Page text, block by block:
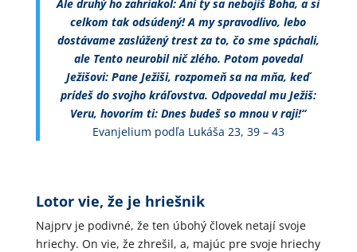
Ale druhý ho zahriakol: Ani ty sa nebojíš Boha, a si
celkom tak odsúdený! A my spravodlivo, lebo
dostávame zaslúžený trest za to, čo sme spáchali,
ale Tento neurobil nič zlého. Potom povedal
Ježišovi: Pane Ježiši, rozpomeň sa na mňa, keď
prídeš do svojho kráľovstva. Odpovedal mu Ježiš:
Veru, hovorím ti: Dnes budeš so mnou v raji!“
Evanjelium podľa Lukáša 23, 39 – 43
Lotor vie, že je hriešnik
Najprv je podivné, že ten úbohý človek netají svoje
hriechy. On vie, že zhrešil, a, majúc pre svoje hriechy